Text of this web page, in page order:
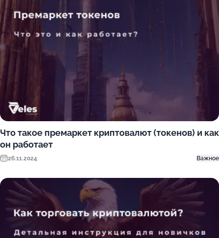
Что такое премаркет криптовалют (токенов) и как
он работает
26.11.2024 Важное